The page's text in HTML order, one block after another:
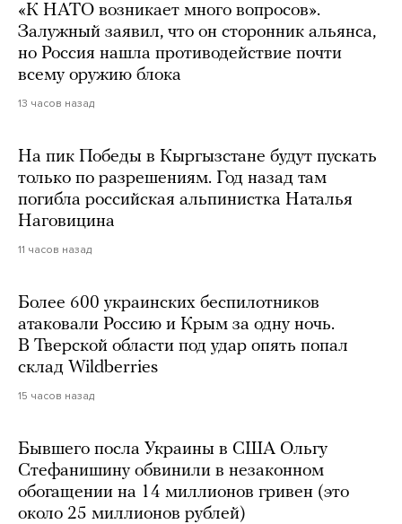
«К НАТО возникает много вопросов».
Залужный заявил, что он сторонник альянса,
но Россия нашла противодействие почти
всему оружию блока
13 часов назад
На пик Победы в Кыргызстане будут пускать
только по разрешениям. Год назад там
погибла российская альпинистка Наталья
Наговицина
11 часов назад
Более 600 украинских беспилотников
атаковали Россию и Крым за одну ночь.
В Тверской области под удар опять попал
склад Wildberries
15 часов назад
Бывшего посла Украины в США Ольгу
Стефанишину обвинили в незаконном
обогащении на 14 миллионов гривен (это
около 25 миллионов рублей)